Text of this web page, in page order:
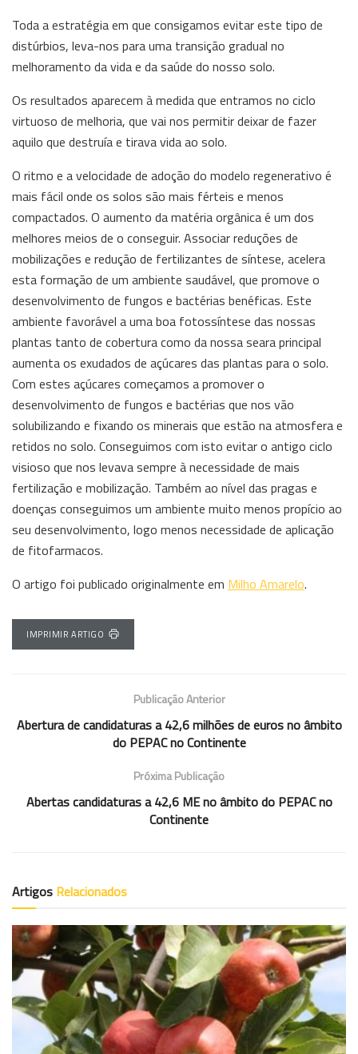
Toda a estratégia em que consigamos evitar este tipo de
distúrbios, leva-nos para uma transição gradual no
melhoramento da vida e da saúde do nosso solo.
Os resultados aparecem à medida que entramos no ciclo
virtuoso de melhoria, que vai nos permitir deixar de fazer
aquilo que destruía e tirava vida ao solo.
O ritmo e a velocidade de adoção do modelo regenerativo é
mais fácil onde os solos são mais férteis e menos
compactados. O aumento da matéria orgânica é um dos
melhores meios de o conseguir. Associar reduções de
mobilizações e redução de fertilizantes de síntese, acelera
esta formação de um ambiente saudável, que promove o
desenvolvimento de fungos e bactérias benéficas. Este
ambiente favorável a uma boa fotossíntese das nossas
plantas tanto de cobertura como da nossa seara principal
aumenta os exudados de açúcares das plantas para o solo.
Com estes açúcares começamos a promover o
desenvolvimento de fungos e bactérias que nos vão
solubilizando e fixando os minerais que estão na atmosfera e
retidos no solo. Conseguimos com isto evitar o antigo ciclo
visioso que nos levava sempre à necessidade de mais
fertilização e mobilização. Também ao nível das pragas e
doenças conseguimos um ambiente muito menos propício ao
seu desenvolvimento, logo menos necessidade de aplicação
de fitofarmacos.
O artigo foi publicado originalmente em Milho Amarelo.
IMPRIMIR ARTIGO
Publicação Anterior
Abertura de candidaturas a 42,6 milhões de euros no âmbito
do PEPAC no Continente
Próxima Publicação
Abertas candidaturas a 42,6 ME no âmbito do PEPAC no
Continente
Artigos Relacionados